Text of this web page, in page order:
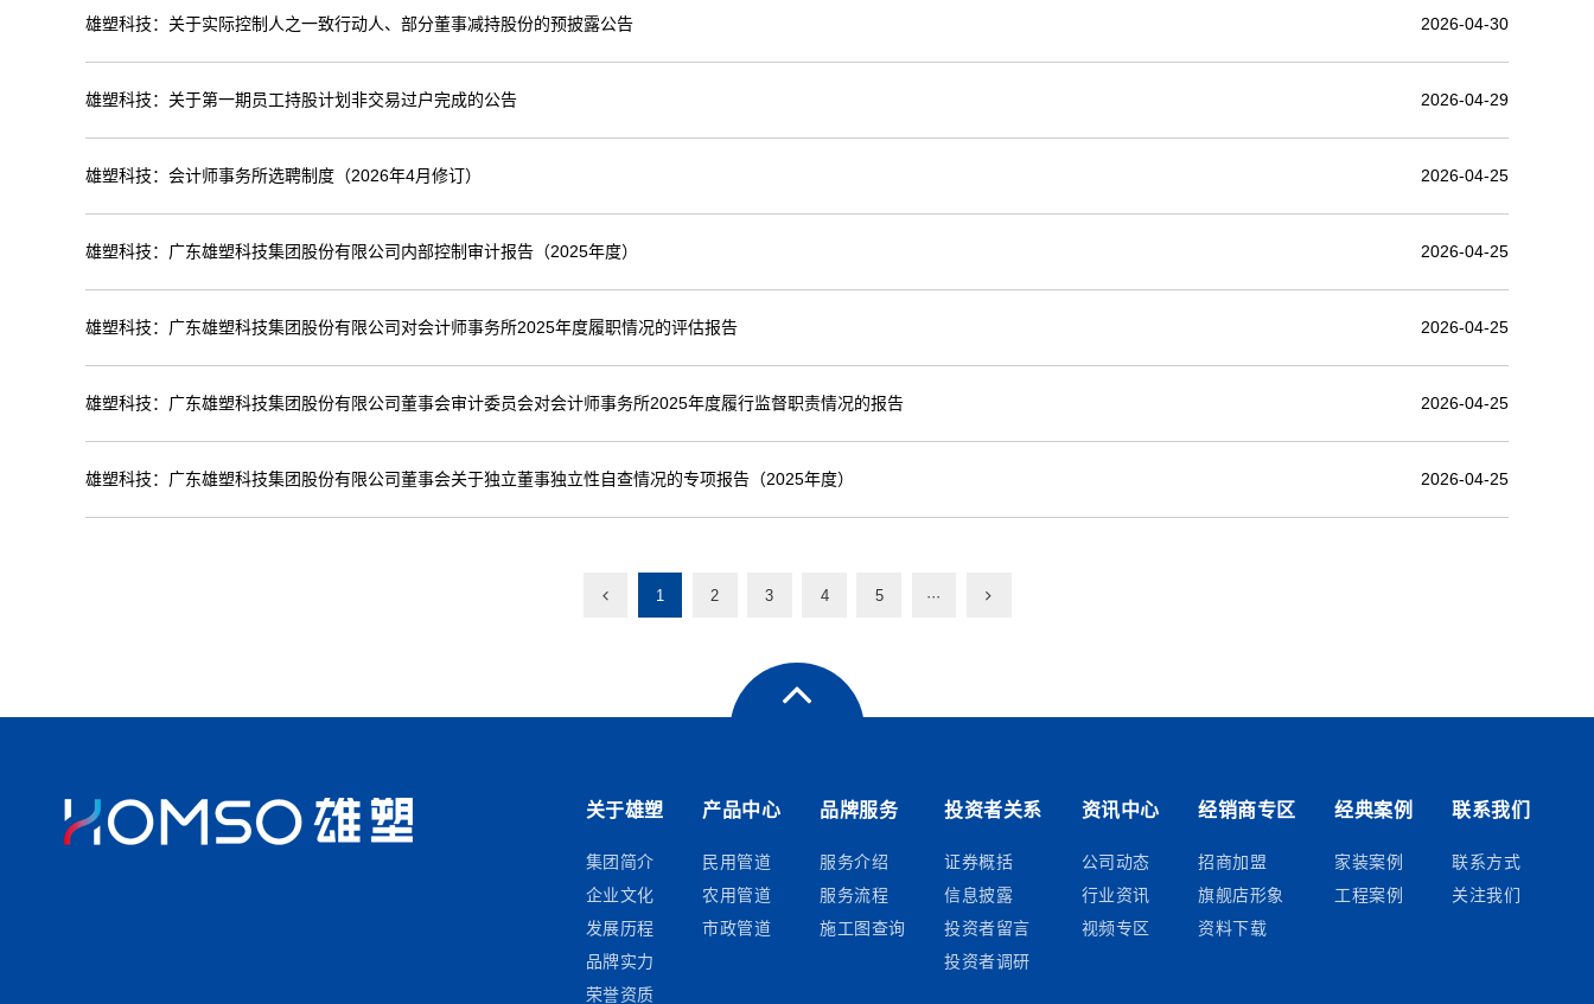
雄塑科技：关于实际控制人之一致行动人、部分董事减持股份的预披露公告 2026-04-30
雄塑科技：关于第一期员工持股计划非交易过户完成的公告 2026-04-29
雄塑科技：会计师事务所选聘制度（2026年4月修订） 2026-04-25
雄塑科技：广东雄塑科技集团股份有限公司内部控制审计报告（2025年度） 2026-04-25
雄塑科技：广东雄塑科技集团股份有限公司对会计师事务所2025年度履职情况的评估报告 2026-04-25
雄塑科技：广东雄塑科技集团股份有限公司董事会审计委员会对会计师事务所2025年度履行监督职责情况的报告 2026-04-25
雄塑科技：广东雄塑科技集团股份有限公司董事会关于独立董事独立性自查情况的专项报告（2025年度） 2026-04-25
1 2 3 4 5 ···
关于雄塑
集团简介
企业文化
发展历程
品牌实力
荣誉资质
产品中心
民用管道
农用管道
市政管道
品牌服务
服务介绍
服务流程
施工图查询
投资者关系
证券概括
信息披露
投资者留言
投资者调研
资讯中心
公司动态
行业资讯
视频专区
经销商专区
招商加盟
旗舰店形象
资料下载
经典案例
家装案例
工程案例
联系我们
联系方式
关注我们